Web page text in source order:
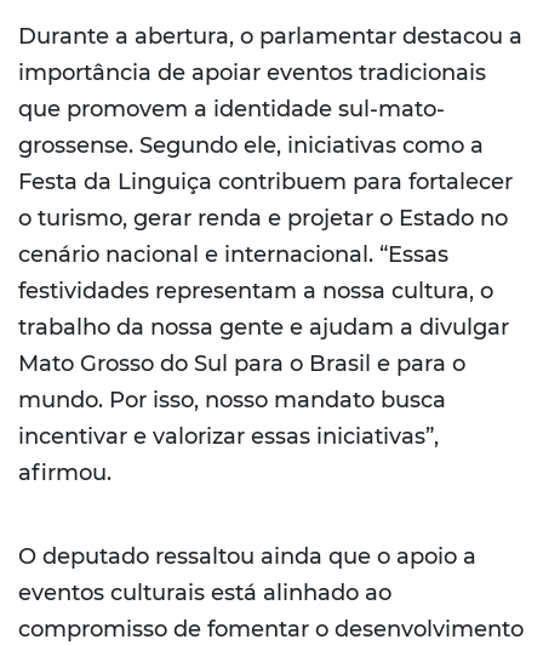
Durante a abertura, o parlamentar destacou a
importância de apoiar eventos tradicionais
que promovem a identidade sul-mato-
grossense. Segundo ele, iniciativas como a
Festa da Linguiça contribuem para fortalecer
o turismo, gerar renda e projetar o Estado no
cenário nacional e internacional. “Essas
festividades representam a nossa cultura, o
trabalho da nossa gente e ajudam a divulgar
Mato Grosso do Sul para o Brasil e para o
mundo. Por isso, nosso mandato busca
incentivar e valorizar essas iniciativas”,
afirmou.
O deputado ressaltou ainda que o apoio a
eventos culturais está alinhado ao
compromisso de fomentar o desenvolvimento